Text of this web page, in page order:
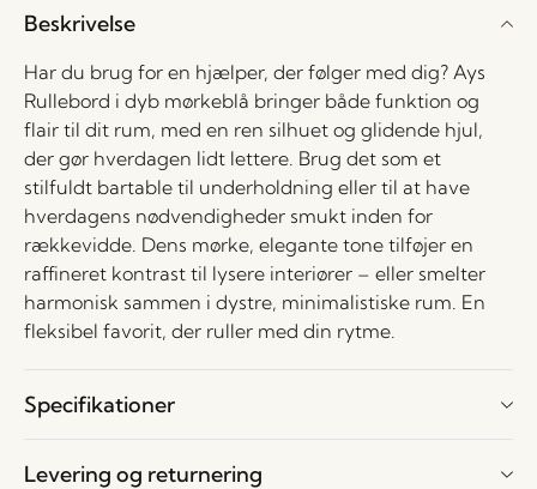
Beskrivelse
Har du brug for en hjælper, der følger med dig? Ays
Rullebord i dyb mørkeblå bringer både funktion og
flair til dit rum, med en ren silhuet og glidende hjul,
der gør hverdagen lidt lettere. Brug det som et
stilfuldt bartable til underholdning eller til at have
hverdagens nødvendigheder smukt inden for
rækkevidde. Dens mørke, elegante tone tilføjer en
raffineret kontrast til lysere interiører – eller smelter
harmonisk sammen i dystre, minimalistiske rum. En
fleksibel favorit, der ruller med din rytme.
Specifikationer
Levering og returnering